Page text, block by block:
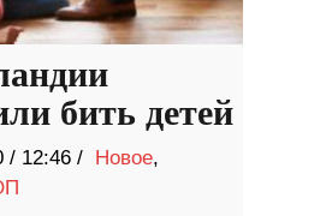
бить детей
/ 12:46 / Новое,